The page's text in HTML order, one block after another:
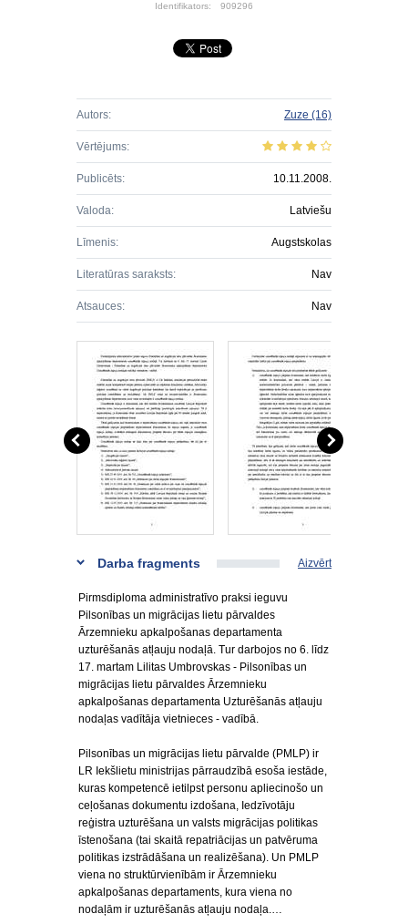
Identifikators: 909296
Autors: Zuze (16)
Vērtējums:
Publicēts: 10.11.2008.
Valoda: Latviešu
Līmenis: Augstskolas
Literatūras saraksts: Nav
Atsauces: Nav
Darba fragments Aizvērt
Pirmsdiploma administratīvo praksi ieguvu
Pilsonības un migrācijas lietu pārvaldes
Ārzemnieku apkalpošanas departamenta
uzturēšanās atļauju nodaļā. Tur darbojos no 6. līdz
17. martam Lilitas Umbrovskas - Pilsonības un
migrācijas lietu pārvaldes Ārzemnieku
apkalpošanas departamenta Uzturēšanās atļauju
nodaļas vadītāja vietnieces - vadībā.
Pilsonības un migrācijas lietu pārvalde (PMLP) ir
LR Iekšlietu ministrijas pārraudzībā esoša iestāde,
kuras kompetencē ietilpst personu apliecinošo un
ceļošanas dokumentu izdošana, Iedzīvotāju
reģistra uzturēšana un valsts migrācijas politikas
īstenošana (tai skaitā repatriācijas un patvēruma
politikas izstrādāšana un realizēšana). Un PMLP
viena no struktūrvienībām ir Ārzemnieku
apkalpošanas departaments, kura viena no
nodaļām ir uzturēšanās atļauju nodaļa.…